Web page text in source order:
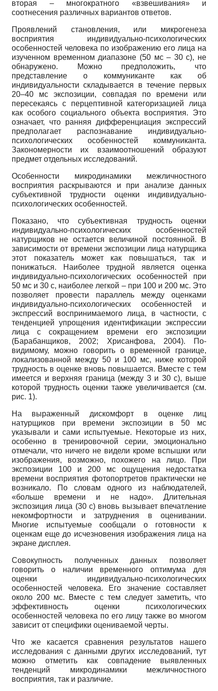
вторая – много­кратного «взвешивания» и
соотнесения различных вариантов ответов.
Проявлений становления, или микрогенеза
восприятия индивидуально-психоло­гических
особенностей человека по изображению его лица на
изученном временном диа­пазоне (50 мс – 30 с), не
обнаружено. Можно предположить, что
представление о комму­никанте как об
индивидуальности складывается в течение первых
20–40 мс экспозиции, совпадая по времени или
пересекаясь с перцептивной категоризацией лица
как особого социального объекта восприятия. Это
означает, что ранняя дифференциация экспрессий
предполагает распознавание индивидуально-
психологических особенностей коммуникан­та.
Закономерности их взаимоотношений образуют
предмет отдельных исследований.
Особенности микродинамики межличностного
восприятия раскрываются и при ана­лизе данных
субъективной трудности оценки индивидуально-
психологических особенно­стей.
Показано, что субъективная трудность оценки
индивидуально-психологических особенностей
натурщиков не остается величиной постоянной. В
зависимости от времени экспозиции лица натурщика
этот показатель может как повышаться, так и
понижаться. Наиболее трудной является оценка
индивидуально-психологических особенностей при
50 мс и 30 с, наиболее легкой – при 100 и 200 мс. Это
позволяет провести параллель между оценками
индивидуально-психологических особенностей и
экспрессий воспринимаемого лица, в частности, с
тенденцией упрощения идентификации экспрессии
лица с сокращени­ем времени его экспозиции
(Барабанщиков, 2002; Хрисанфова, 2004). По-
видимому, можно говорить о временной границе,
локализованной между 50 и 100 мс, ниже которой
трудность в оценке вновь повышается. Вместе с тем
имеется и верхняя граница (между 3 и 30 с), выше
которой трудность оценки также увеличивается (см.
рис. 1).
На выраженный дискомфорт в оценке лиц
натурщиков при времени экспозиции в 50 мс
указывали и сами испытуемые. Некоторые из них,
особенно в тренировочной серии, эмоционально
отмечали, что ничего не видели кроме вспышки или
изображения, возможно, похожего на лицо. При
экспозиции 100 и 200 мс ощущения недостатка
времени восприя­тия фотопортретов практически не
возникало. По словам одного из наблюдателей,
«больше времени и не надо». Длительная
экспозиция лица (30 с) вновь вызывает впечатление
не­комфортности и затруднения в оценивании.
Многие испытуемые сообщали о готовности к
оценкам еще до исчезновения изображения лица на
экране дисплея.
Совокупность полученных данных позволяет
говорить о наличии временного опти­мума для
оценки индивидуально-психологических
особенностей человека. Его значение составляет
около 200 мс. Вместе с тем следует заметить, что
эффективность оценки пси­хологических
особенностей человека по его лицу также во многом
зависит от специфики оцениваемой черты.
Что же касается сравнения результатов нашего
исследования с данными других ис­следований, тут
можно отметить как совпадение выявленных
тенденций микродинамики межличностного
восприятия, так и различие.